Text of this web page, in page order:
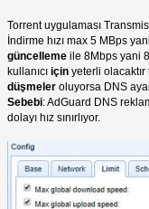
Torrent uygulaması
İndirme hızı max 5 MBps
güncelleme ile 8Mbps yani
kullanıcı için yeterli
düşmeler oluyorsa DNS
Sebebi: AdGuard DNS
dolayı hız sınırlıyor.